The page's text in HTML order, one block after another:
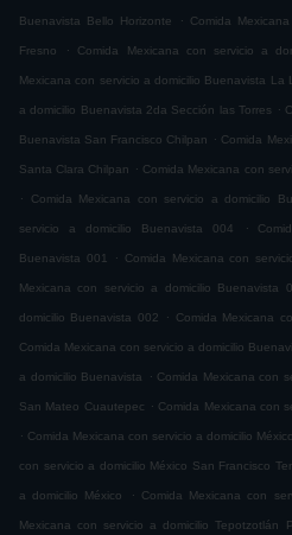
Buenavista Bello Horizonte . Comida
Fresno . Comida Mexicana con servicio a
Mexicana con servicio a domicilio Buenavista La
a domicilio Buenavista 2da Sección las Torres .
Buenavista San Francisco Chilpan . Comida
Santa Clara Chilpan . Comida Mexicana con
.
Comida Mexicana con servicio a domicilio
servicio a domicilio Buenavista 004 .
Buenavista 001 . Comida Mexicana con
Mexicana con servicio a domicilio Buenavista
domicilio Buenavista 002 . Comida Mexicana
Comida Mexicana con servicio a domicilio
a domicilio Buenavista . Comida Mexicana con
San Mateo Cuautepec . Comida Mexicana con
. Comida Mexicana con servicio a domicilio
con servicio a domicilio México San Francisco
a domicilio México . Comida Mexicana con
Mexicana con servicio a domicilio Tepotzotlán